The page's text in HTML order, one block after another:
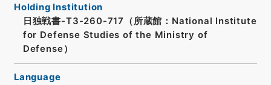
Holding Institution
日独戦書-T3-260-717（所蔵館：National Institute
for Defense Studies of the Ministry of
Defense）
Language